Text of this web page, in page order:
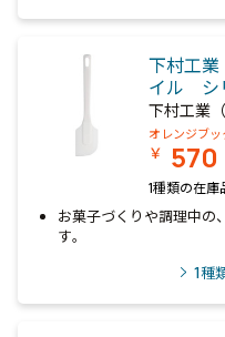
下村工
イル シ
下村工業（
オレンジブ
￥ 570
1種類の在
お菓子づくりや調理中の
す｡
1種